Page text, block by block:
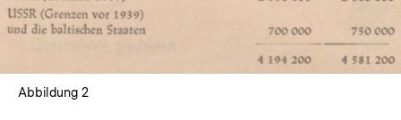
Abbildung 2